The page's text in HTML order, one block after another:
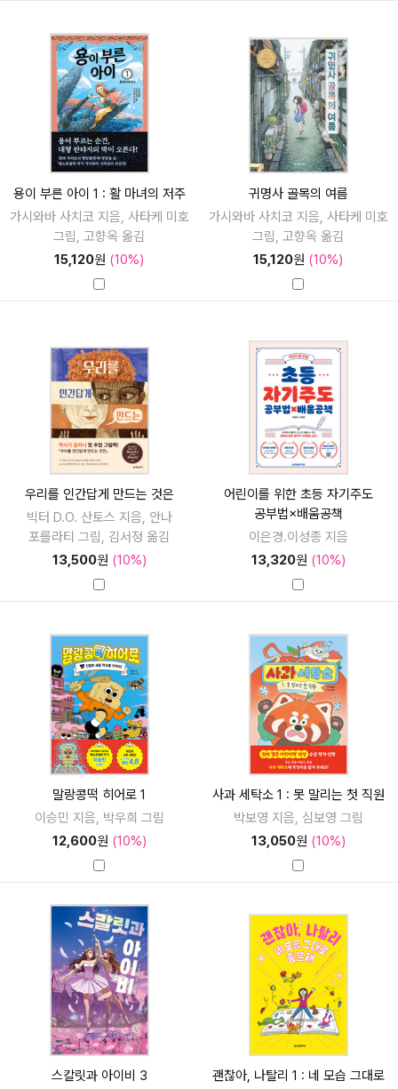
용이 부른 아이 1 : 활 마녀의 저주
가시와바 사치코 지음, 사타케 미호
그림, 고향옥 옮김
15,120원 (10%)
귀명사 골목의 여름
가시와바 사치코 지음, 사타케 미호
그림, 고향옥 옮김
15,120원 (10%)
우리를 인간답게 만드는 것은
빅터 D.O. 산토스 지음, 안나
포를라티 그림, 김서정 옮김
13,500원 (10%)
어린이를 위한 초등 자기주도
공부법×배움공책
이은경.이성종 지음
13,320원 (10%)
말랑콩떡 히어로 1
이승민 지음, 박우희 그림
12,600원 (10%)
사과 세탁소 1 : 못 말리는 첫 직원
박보영 지음, 심보영 그림
13,050원 (10%)
스칼릿과 아이비 3
괜찮아, 나탈리 1 : 네 모습 그대로